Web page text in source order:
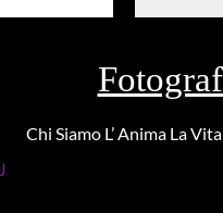
Chi Siamo L’ Anima La Vita